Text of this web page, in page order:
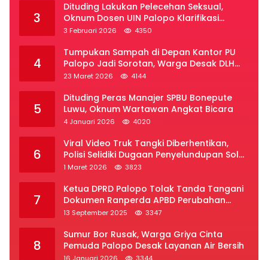
3
Dituding Lakukan Pelecehan Seksual,
Oknum Dosen UIN Palopo Klarifikasi
Kronologi
3 Februari 2026 4350
4
Tumpukan Sampah di Depan Kantor PU
Palopo Jadi Sorotan, Warga Desak DLH
Segera Bertindak
23 Maret 2026 4144
5
Dituding Peras Manajer SPBU Bonepute
Luwu, Oknum Wartawan Angkat Bicara
4 Januari 2026 4020
6
Viral Video Truk Tangki Diberhentikan,
Polisi Selidiki Dugaan Penyelundupan Solar
Subsidi di Palopo
1 Maret 2026 3823
7
Ketua DPRD Palopo Tolak Tanda Tangani
Dokumen Ranperda APBD Perubahan
2025
13 September 2025 3347
8
Sumur Bor Rusak, Warga Griya Cinta
Pemuda Palopo Desak Layanan Air Bersih